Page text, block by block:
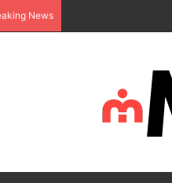
News